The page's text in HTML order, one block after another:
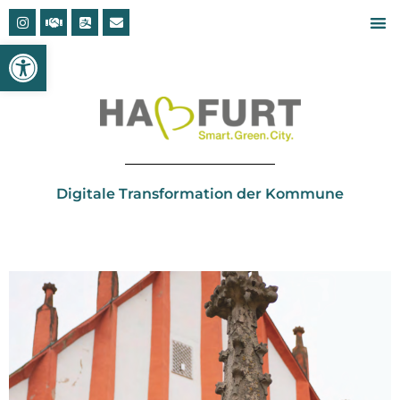
Open toolbar
Digitale Transformation der Kommune